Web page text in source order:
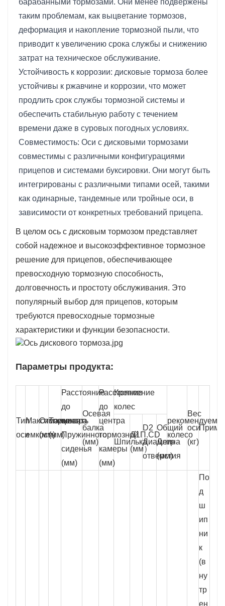
таким проблемам, как выцветание тормозов,
деформация и накопление тормозной пыли, что
приводит к увеличению срока службы и снижению
затрат на техническое обслуживание.
Устойчивость к коррозии: дисковые тормоза более
устойчивы к ржавчине и коррозии, что может
продлить срок службы тормозной системы и
обеспечить стабильную работу с течением
времени даже в суровых погодных условиях.
Совместимость: Оси с дисковыми тормозами
совместимы с различными конфигурациями
прицепов и системами буксировки. Они могут быть
интегрированы с различными типами осей, такими
как одинарные, тандемные или тройные оси, в
зависимости от конкретных требований прицепа.
В целом ось с дисковым тормозом представляет
собой надежное и высокоэффективное тормозное
решение для прицепов, обеспечивающее
превосходную тормозную способность,
долговечность и простоту обслуживания. Это
популярный выбор для прицепов, которым
требуются превосходные тормозные
характеристики и функции безопасности.
Параметры продукта:
Тип
оси
Максимальная
емкость
Отслеживать
(мм)
Тормоз
(мм)
Расстояние
до
центра
Пружинного
сиденья
(мм)
Осевая
балка
(мм)
Расстояние
до
центра
тормозной
камеры
(мм)
Крепление
колес
колесо
Вес
оси
(кг)
Шпилька
Д1П.CD
(мм）
D2
Диаметр
отверстия
Общий
Длина
(мм)
По
д
ш
ип
ни
к
(в
ну
тр
ен